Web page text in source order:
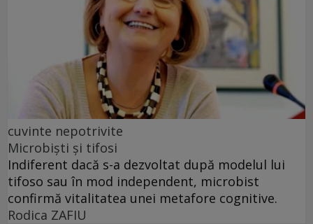
cuvinte nepotrivite
Microbiști și tifosi
Indiferent dacă s-a dezvoltat după modelul lui
tifoso sau în mod independent, microbist
confirmă vitalitatea unei metafore cognitive.
Rodica ZAFIU